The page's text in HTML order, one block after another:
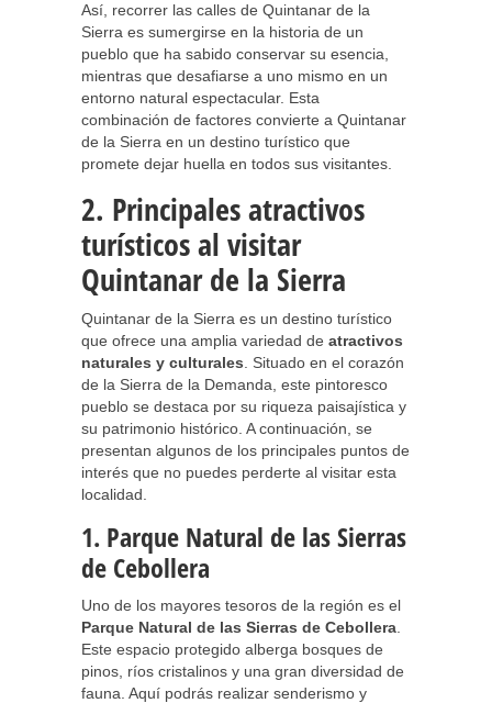
Así, recorrer las calles de Quintanar de la
Sierra es sumergirse en la historia de un
pueblo que ha sabido conservar su esencia,
mientras que desafiarse a uno mismo en un
entorno natural espectacular. Esta
combinación de factores convierte a Quintanar
de la Sierra en un destino turístico que
promete dejar huella en todos sus visitantes.
2. Principales atractivos
turísticos al visitar
Quintanar de la Sierra
Quintanar de la Sierra es un destino turístico
que ofrece una amplia variedad de atractivos
naturales y culturales . Situado en el corazón
de la Sierra de la Demanda, este pintoresco
pueblo se destaca por su riqueza paisajística y
su patrimonio histórico. A continuación, se
presentan algunos de los principales puntos de
interés que no puedes perderte al visitar esta
localidad.
1. Parque Natural de las Sierras
de Cebollera
Uno de los mayores tesoros de la región es el
Parque Natural de las Sierras de Cebollera
Este espacio protegido alberga bosques de
pinos, ríos cristalinos y una gran diversidad de
fauna. Aquí podrás realizar senderismo y